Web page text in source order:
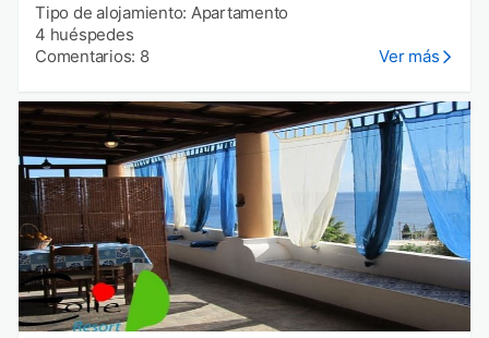
Tipo de alojamiento: Apartamento
4 huéspedes
Comentarios: 8
Ver más